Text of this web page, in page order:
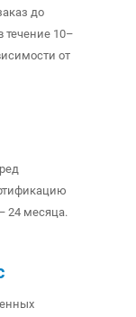
до
течение 10–
от
24 месяца.